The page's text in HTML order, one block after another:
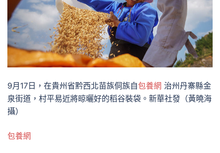
9月17日，在貴州省黔西北苗族侗族自包養網 治州丹寨縣金
泉街道，村平易近將晾曬好的稻谷裝袋。新華社發（黃曉海
攝）
包養網